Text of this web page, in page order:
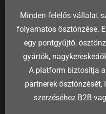
Minden felelős vállalat
folyamatos ösztönzése.
egy pontgyűjtő,
gyártók,
A platform biztosítja
partnerek
szerzéséhez B2B